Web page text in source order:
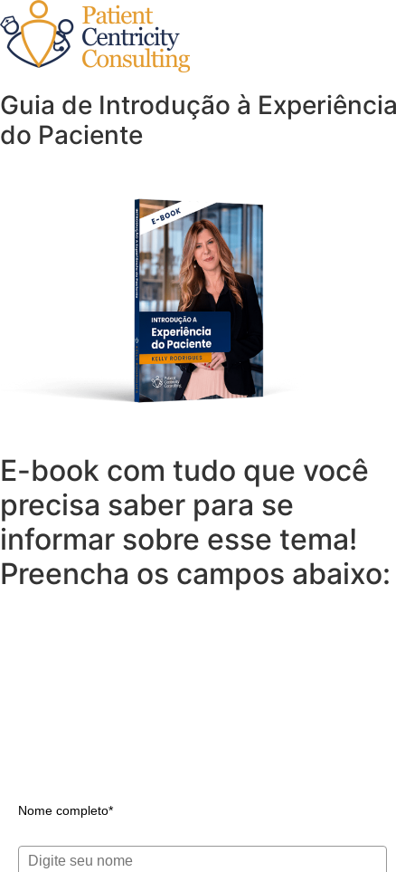
Guia de Introdução à Experiência
do Paciente
E-book com tudo que você
precisa saber para se
informar sobre esse tema!
Preencha os campos abaixo:
Nome completo*